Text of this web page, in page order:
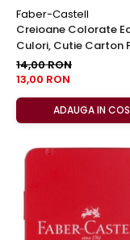
Faber-Castell
Creioane Colorate
Culori, Cutie Carton
Castell
14,00 RON
13,00 RON
ADAUGA IN COS